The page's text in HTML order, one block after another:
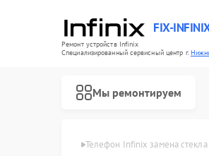
FIX-
Ремонт устройств Infinix
Специализированный cервисный центр г.
Мы ремонтируем
Телефон Infinix замена